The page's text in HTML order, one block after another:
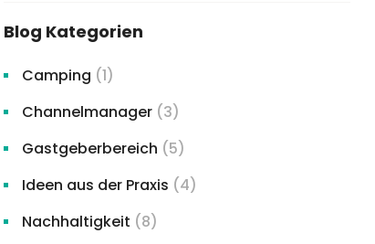
Blog Kategorien
Camping (1)
Channelmanager (3)
Gastgeberbereich (5)
Ideen aus der Praxis (4)
Nachhaltigkeit (8)